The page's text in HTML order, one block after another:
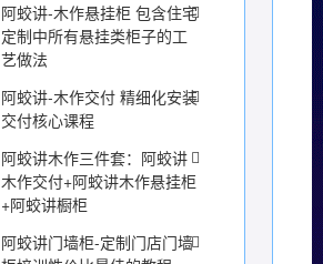
阿蛟讲-木作悬挂柜 包含住宅
定制中所有悬挂类柜子的工
艺做法
阿蛟讲-木作交付 精细化安装
交付核心课程
阿蛟讲木作三件套：阿蛟讲
木作交付+阿蛟讲木作悬挂柜
+阿蛟讲橱柜
阿蛟讲门墙柜-定制门店门墙